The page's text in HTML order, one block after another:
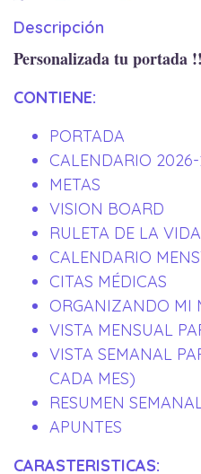
Descripción
Personalizada tu portada
CONTIENE:
PORTADA
CALENDARIO
METAS
VISION BOARD
RULETA DE LA VIDA
CALENDARIO
CITAS MÉDICAS
ORGANIZANDO MI
VISTA MENSUAL
VISTA SEMANAL
CADA MES)
RESUMEN
APUNTES
CARASTERISTICAS: